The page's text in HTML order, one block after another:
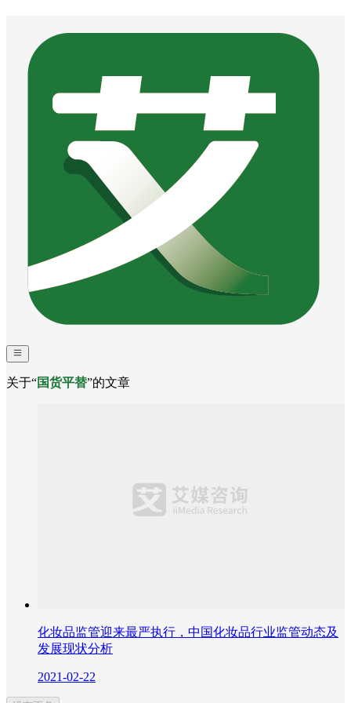
关于“国货平替”的文章
化妆品监管迎来最严执行，中国化妆品行业监管动态及
发展现状分析
2021-02-22